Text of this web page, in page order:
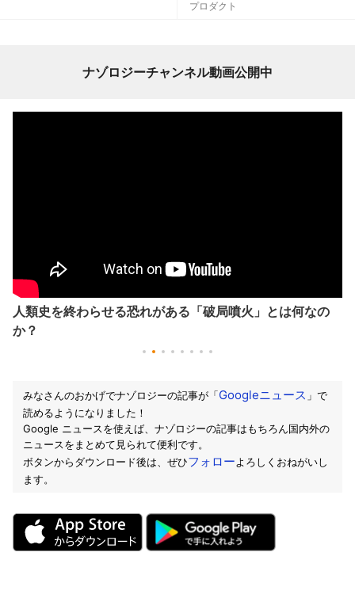
プロダクト
ナゾロジーチャンネル動画公開中
人類史を終わらせる恐れがある「破局噴火」とは何なの
か？
みなさんのおかげでナゾロジーの記事が「Googleニュース 」で
読めるようになりました！
Google ニュースを使えば、ナゾロジーの記事はもちろん国内外の
ニュースをまとめて見られて便利です。
ボタンからダウンロード後は、ぜひフォローよろしくおねがいし
ます。